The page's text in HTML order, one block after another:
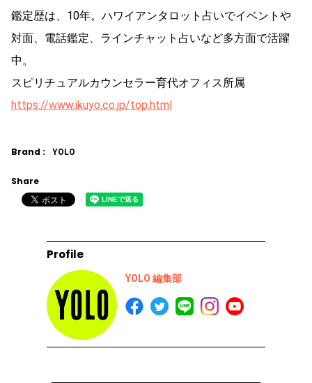
鑑定歴は、10年。ハワイアンタロット占いでイベントや
対面、電話鑑定、ラインチャット占いなど多方面で活躍
中。
スピリチュアルカウンセラー育代オフィス所属
https://www.ikuyo.co.jp/top.html
Brand : YOLO
Share
Profile
YOLO 編集部